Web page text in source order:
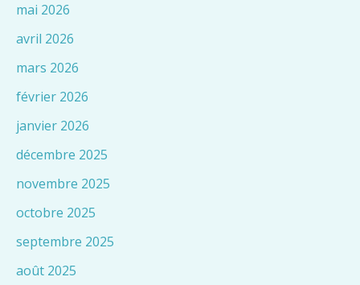
mai 2026
avril 2026
mars 2026
février 2026
janvier 2026
décembre 2025
novembre 2025
octobre 2025
septembre 2025
août 2025